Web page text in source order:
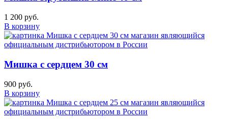
1 200 руб.
В корзину
Мишка с сердцем 30 см
900 руб.
В корзину